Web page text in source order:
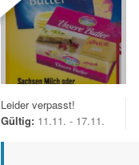
Leider verpasst!
Gültig: 11.11. - 17.11.